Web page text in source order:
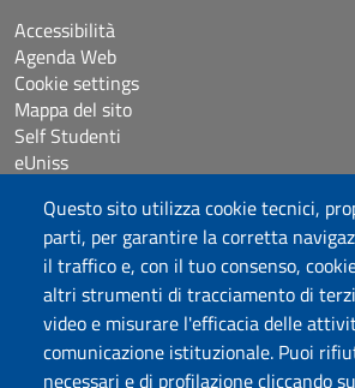
Questo sito utilizza cookie tecnici,
parti, per garantire la corretta
il traffico e, con il tuo consenso,
altri strumenti di tracciamento di
video e misurare l'efficacia delle
comunicazione istituzionale. Puoi
necessari e di profilazione cliccando
Accessibilità
Agenda Web
Cookie settings
Mappa del sito
Self Studenti
eUniss
Assicurazione della Qualità
Bandi
Dichiarazione di accessibilità
Posta elettronica @uniss.it
Protocollo